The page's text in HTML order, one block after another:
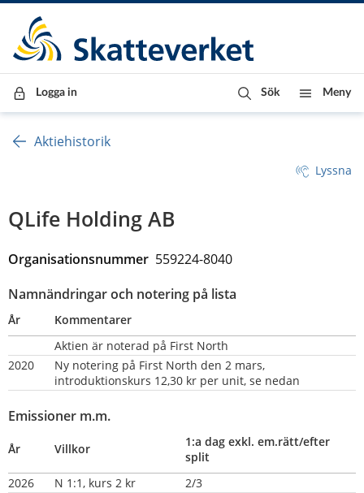
Till innehåll
Till navigationen
Till chattrobot
Logga in Sök Meny
Aktiehistorik
Lyssna
QLife Holding AB
Organisationsnummer 559224-8040
Namnändringar och notering på lista
År
Kommentarer
Aktien är noterad på First North
2020
Ny notering på First North den 2 mars,
introduktionskurs 12,30 kr per unit, se nedan
Emissioner m.m.
År Villkor
1:a dag exkl. em.rätt/efter
split
2026
N 1:1, kurs 2 kr
2/3